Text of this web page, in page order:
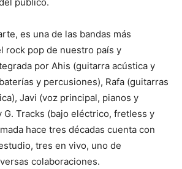
es una de las bandas más
rock pop de nuestro país y
por Ahis (guitarra acústica y
y percusiones), Rafa (guitarras
Javi (voz principal, pianos y
G. Tracks (bajo eléctrico, fretless y
hace tres décadas cuenta con
tres en vivo, uno de
colaboraciones.